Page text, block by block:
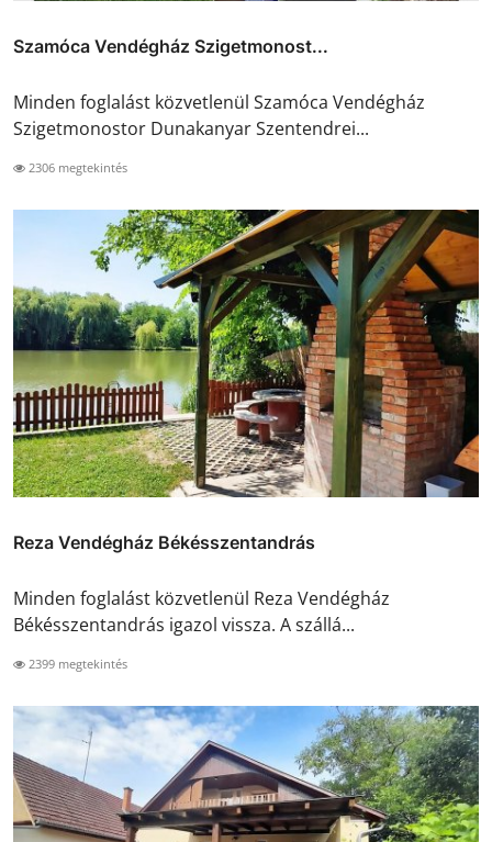
Szamóca Vendégház Szigetmonost...
Minden foglalást közvetlenül Szamóca Vendégház
Szigetmonostor Dunakanyar Szentendrei...
2306 megtekintés
Reza Vendégház Békésszentandrás
Minden foglalást közvetlenül Reza Vendégház
Békésszentandrás igazol vissza. A szállá...
2399 megtekintés